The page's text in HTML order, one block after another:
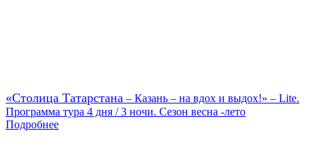
«Столица Татарстана – Казань – на вдох и выдох!» – Lite.
Программа тура 4 дня / 3 ночи. Сезон весна -лето
Подробнее